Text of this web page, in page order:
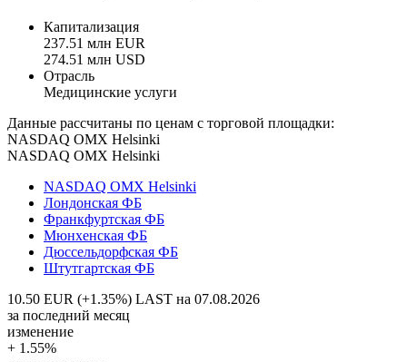
Капитализация
237.51 млн EUR
274.51 млн USD
Отрасль
Медицинские услуги
Данные рассчитаны по ценам с торговой площадки:
NASDAQ OMX Helsinki
NASDAQ OMX Helsinki
NASDAQ OMX Helsinki
Лондонская ФБ
Франкфуртская ФБ
Мюнхенская ФБ
Дюссельдорфская ФБ
Штутгартская ФБ
10.50 EUR (+1.35%) LAST на 07.08.2026
за последний месяц
изменение
+ 1.55%